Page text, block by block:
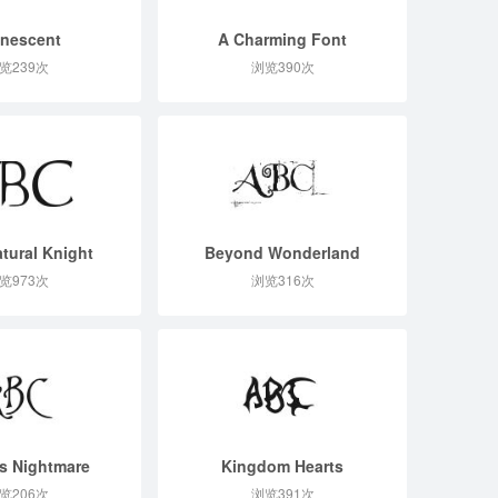
239次
A Charming Font
浏览390次
Knight
973次
Beyond Wonderland
浏览316次
Nightmare
206次
Kingdom Hearts
浏览391次